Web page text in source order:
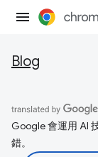
Blog
Google 會運用 AI
錯。